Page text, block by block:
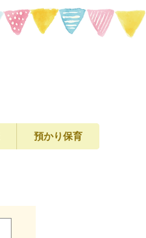
預かり保育